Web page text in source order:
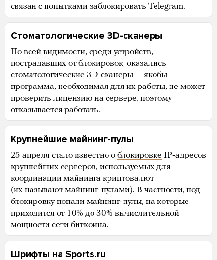
связан с попытками заблокировать Telegram.
Стоматологические 3D-сканеры
По всей видимости, среди устройств,
пострадавших от блокировок, оказались
стоматологические 3D-сканеры — якобы
программа, необходимая для их работы, не может
проверить лицензию на сервере, поэтому
отказывается работать.
Крупнейшие майнинг-пулы
25 апреля стало известно о блокировке IP-адресов
крупнейших серверов, используемых для
координации майнинга криптовалют
(их называют майнинг-пулами). В частности, под
блокировку попали майнинг-пулы, на которые
приходится от 10% до 30% вычислительной
мощности сети биткоина.
Шрифты на Sports.ru